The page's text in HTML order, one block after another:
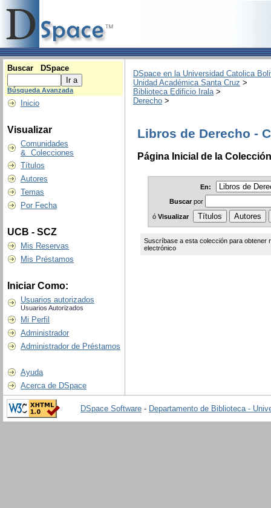
Buscar DSpace
Búsqueda Avanzada
Inicio
Visualizar
Comunidades
& Colecciones
Títulos
Autores
Temas
Por Fecha
UCB - SCZ
Mis Reservas
Mis Préstamos
Iniciar Como:
Usuarios autorizados
Usuarios Autorizados
Mi Perfil
Administrador
Administrador de Préstamos
Ayuda
Acerca de DSpace
DSpace en la Universidad Catolica
Unidad Académica Santa Cruz >
Biblioteca Edificio Irala>
Derecho >
Libros de Derecho -
Página Inicial de la Colección
En:
Buscarpor
ó Visualizar
Suscríbase a esta colección para obtener
electrónico
DSpace Software - Departamento de Biblioteca -